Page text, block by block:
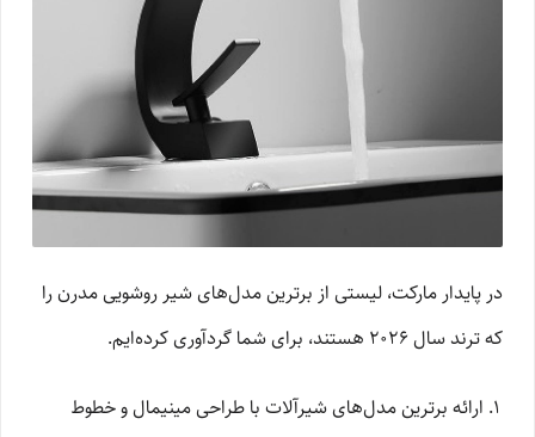
در پایدار مارکت، لیستی از برترین مدل‌های شیر روشویی مدرن را
که ترند سال ۲۰۲۶ هستند، برای شما گردآوری کرده‌ایم.
ارائه برترین مدل‌های شیرآلات با طراحی مینیمال و خطوط